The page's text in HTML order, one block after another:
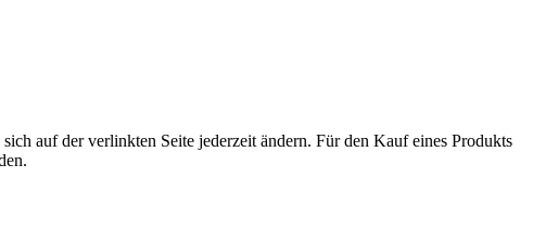
auf der verlinkten Seite jederzeit ändern. Für den Kauf eines Produkts